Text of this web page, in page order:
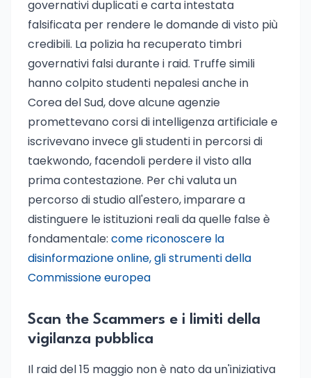
governativi duplicati e carta intestata
falsificata per rendere le domande di visto più
credibili. La polizia ha recuperato timbri
governativi falsi durante i raid. Truffe simili
hanno colpito studenti nepalesi anche in
Corea del Sud, dove alcune agenzie
promettevano corsi di intelligenza artificiale e
iscrivevano invece gli studenti in percorsi di
taekwondo, facendoli perdere il visto alla
prima contestazione. Per chi valuta un
percorso di studio all'estero, imparare a
distinguere le istituzioni reali da quelle false è
fondamentale: come riconoscere la
disinformazione online, gli strumenti della
Commissione europea
Scan the Scammers e i limiti della
vigilanza pubblica
Il raid del 15 maggio non è nato da un'iniziativa